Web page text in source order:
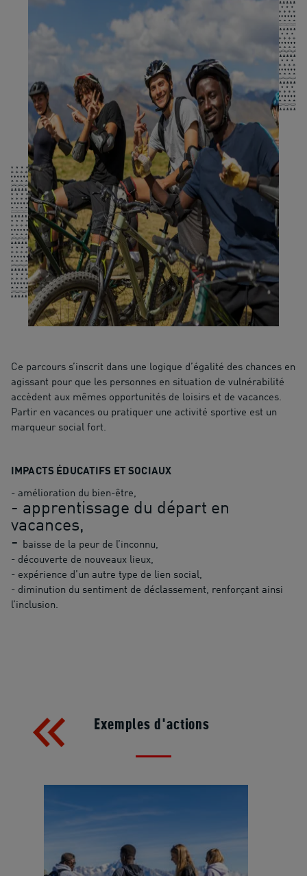
Ce parcours s’inscrit dans une logique d’égalité des chances en
agissant pour que les personnes en situation de vulnérabilité
accèdent aux mêmes opportunités de loisirs et de vacances.
Partir en vacances ou pratiquer une activité sportive est un
marqueur social fort.
IMPACTS ÉDUCATIFS ET SOCIAUX
- amélioration du bien-être,
- apprentissage du départ en
vacances,
- baisse de la peur de l’inconnu,
- découverte de nouveaux lieux,
- expérience d’un autre type de lien social,
- diminution du sentiment de déclassement, renforçant ainsi
l’inclusion.
Exemples d'actions